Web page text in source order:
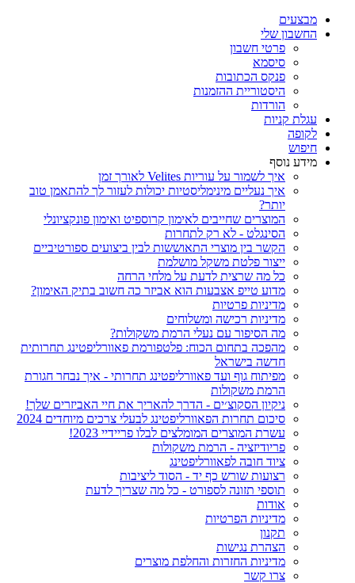
מבצעים
החשבון שלי
פרטי חשבון
סיסמא
פנקס הכתובות
היסטוריית ההזמנות
הורדות
עגלת קניות
לקופה
חיפוש
מידע נוסף
איך לשמור על עוריות Velites לאורך זמן
איך נעליים מינימליסטיות יכולות לעזור לך להתאמן טוב
יותר?
המוצרים שחייבים לאימון קרוספיט ואימון פונקציונלי
הסינגלט - לא רק לתחרות
הקשר בין מוצרי התאוששות לבין ביצועים ספורטיביים
ייצור פלטת משקל מושלמת
כל מה שרצית לדעת על מלחי הרחה
מדוע טייפ אצבעות הוא אביזר כה חשוב בתיק האימון?
מדיניות פרטיות
מדיניות רכישה ומשלוחים
מה הסיפור עם נעלי הרמת משקולות?
מהפכה בתחום הכוח: פלטפורמת פאוורליפטינג תחרותית
חדשה בישראל
מפיתוח גוף ועד פאוורליפטינג תחרותי - איך נבחר חגורת
הרמת משקולות
ניקיון הסקוצ׳ים - הדרך להאריך את חיי האביזרים שלך!
סיכום תחרות הפאוורליפטינג לבעלי צרכים מיוחדים 2024
עשרת המוצרים המומלצים לבלו פריידיי 2023!
פריודיזציה - הרמת משקולות
ציוד חובה לפאוורליפטינג
רצועות שורש כף יד - הסוד ליציבות
תוספי תזונה לספורט - כל מה שצריך לדעת
אודות
מדיניות הפרטיות
תקנון
הצהרת נגישות
מדיניות החזרות והחלפת מוצרים
צרו קשר